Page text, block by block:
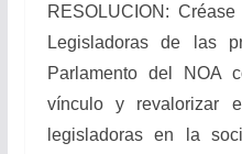
RESOLUCION:
Legisladoras de las
Parlamento del NOA
vínculo y revalorizar
legisladoras en la